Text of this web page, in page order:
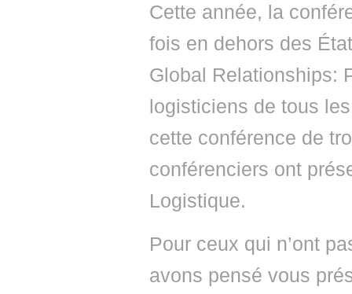
Cette année, la
fois en dehors des
Global Relationships:
logisticiens de tous
cette conférence de
conférenciers ont
Logistique.
Pour ceux qui n’ont
avons pensé vous